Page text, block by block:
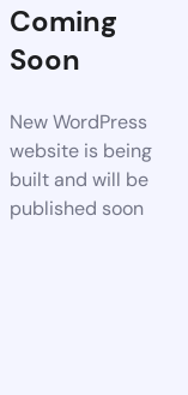
Coming
Soon
New WordPress
website is being
built and will be
published soon